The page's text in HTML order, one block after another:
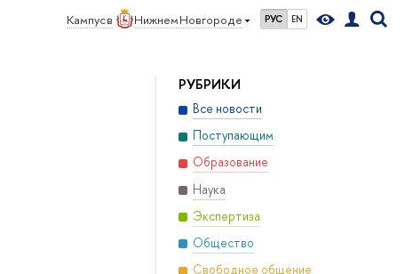
Кампус в Нижнем Новгороде РУС EN
РУБРИКИ
Все новости
Поступающим
Образование
Наука
Экспертиза
Общество
Свободное общение